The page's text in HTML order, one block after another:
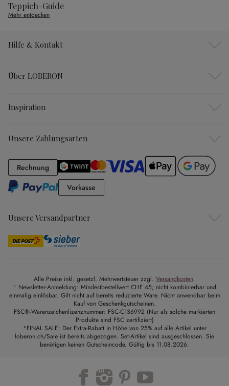
Teppich-Guide
Mehr entdecken
Hilfe & Kontakt
Über LOBERON
Inspiration
Unsere Zahlungsarten
RechnungRechnung
Vorkasse
Unsere Versandpartner
Alle Preise inkl. gesetzl. Mehrwertsteuer zzgl. Versandkosten.
¹ Newsletter-Anmeldung: Mindestbestellwert CHF 45; nicht kombinierbar und
einmalig einlösbar. Gilt nicht auf bereits reduzierte Ware. Nicht anwendbar beim
Kauf von Geschenkgutscheinen.
FSC®-Warenzeichenlizenznummer: FSC-C136992 (Nur als solche markierten
Produkte sind FSC zertifiziert)
*FINAL SALE: Der Extra-Rabatt in Höhe von 25% auf alle Artikel unter
loberon.ch/Sale ist bereits abgezogen. Set-Artikel sind ausgeschlossen. Sie
benötigen keinen Gutscheincode. Gültig bis 11.08.2026.